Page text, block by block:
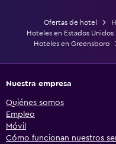
Ofertas de hotel
Hoteles en Estados Unidos
Hoteles en Greensboro
Nuestra empresa
Quiénes somos
Empleo
Móvil
Cómo funcionan nuestros